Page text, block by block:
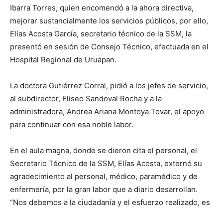
Ibarra Torres, quien encomendó a la ahora directiva,
mejorar sustancialmente los servicios públicos, por ello,
Elías Acosta García, secretario técnico de la SSM, la
presentó en sesión de Consejo Técnico, efectuada en el
Hospital Regional de Uruapan.
La doctora Gutiérrez Corral, pidió a los jefes de servicio,
al subdirector, Eliseo Sandoval Rocha y a la
administradora, Andrea Ariana Montoya Tovar, el apoyo
para continuar con esa noble labor.
En el aula magna, donde se dieron cita el personal, el
Secretario Técnico de la SSM, Elías Acosta, externó su
agradecimiento al personal, médico, paramédico y de
enfermería, por la gran labor que a diario desarrollan.
“Nos debemos a la ciudadanía y el esfuerzo realizado, es